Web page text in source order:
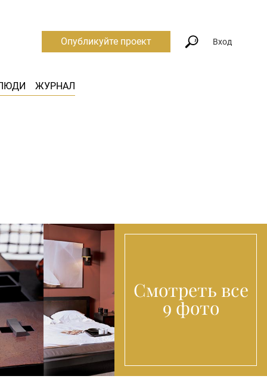
ЖУРНАЛ
Опубликуйте проект Вход
Смотреть все
9 фото